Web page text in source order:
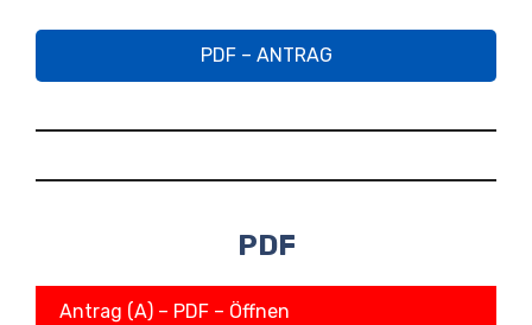
PDF – ANTRAG
PDF
Antrag (A) – PDF – Öffnen